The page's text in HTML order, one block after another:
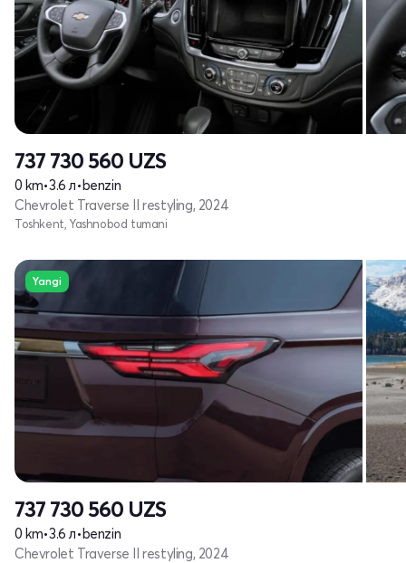
737 730 560 UZS
0 km•3.6 л•benzin
Chevrolet Traverse II restyling, 2024
Toshkent, Yashnobod tumani
Yangi
737 730 560 UZS
0 km•3.6 л•benzin
Chevrolet Traverse II restyling, 2024